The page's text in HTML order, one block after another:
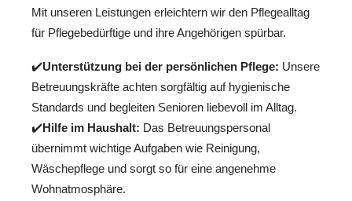
Mit unseren Leistungen erleichtern wir den Pflegealltag
für Pflegebedürftige und ihre Angehörigen spürbar.
✔️Unterstützung bei der persönlichen Pflege: Unsere
Betreuungskräfte achten sorgfältig auf hygienische
Standards und begleiten Senioren liebevoll im Alltag.
✔️Hilfe im Haushalt: Das Betreuungspersonal
übernimmt wichtige Aufgaben wie Reinigung,
Wäschepflege und sorgt so für eine angenehme
Wohnatmosphäre.